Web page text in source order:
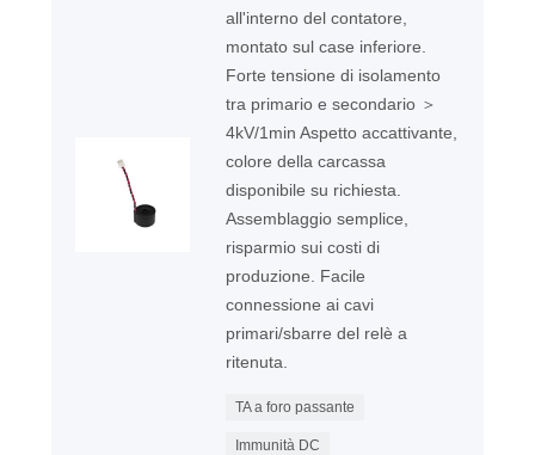
all'interno del contatore,
montato sul case inferiore.
Forte tensione di isolamento
tra primario e secondario ＞
4kV/1min Aspetto accattivante,
colore della carcassa
disponibile su richiesta.
Assemblaggio semplice,
risparmio sui costi di
produzione. Facile
connessione ai cavi
primari/sbarre del relè a
ritenuta.
TA a foro passante
Immunità DC